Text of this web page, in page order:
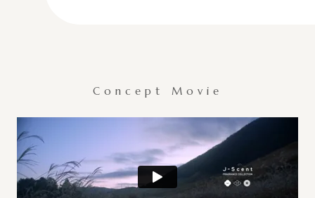
Concept Movie